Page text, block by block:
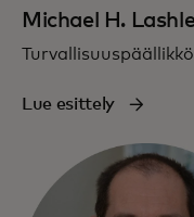
Michael H.
Turvallisuuspäällikkö
Lue esittely